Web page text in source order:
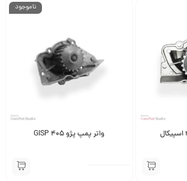
ناموجود
واتر پمپ پژو 405 GISP